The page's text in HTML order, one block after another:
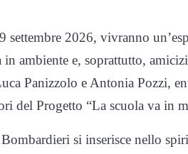
2026, vivranno
ambiente e, soprattutto,
Panizzolo e Antonia Pozzi,
del Progetto “La scuola va in
si inserisce nello